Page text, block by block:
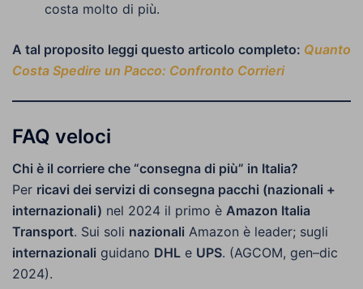
costa molto di più.
A tal proposito leggi questo articolo completo: Quanto
Costa Spedire un Pacco: Confronto Corrieri
FAQ veloci
Chi è il corriere che “consegna di più” in Italia?
Per ricavi dei servizi di consegna pacchi (nazionali +
internazionali) nel 2024 il primo è Amazon Italia
Transport. Sui soli nazionali Amazon è leader; sugli
internazionali guidano DHL e UPS. (AGCOM, gen–dic
2024).